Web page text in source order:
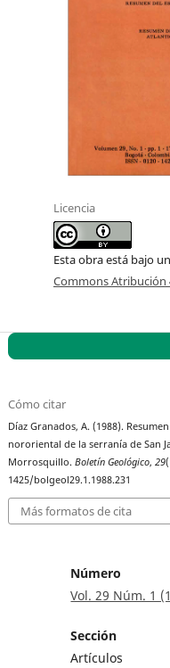
Licencia
Esta obra está bajo
Commons Atribución
Cómo citar
Díaz Granados, A. (1988).
nororiental de la serranía de San
Morrosquillo.Boletín Geológico,29
1425/bolgeol29.1.1988.231
Más formatos de cita
Número
Vol. 29 Núm. 1
Sección
Artículos